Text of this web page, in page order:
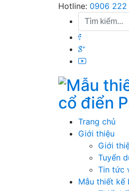
Hotline: 0906 222
cổ điển
Trang chủ
Giới thiệu
Giới
Tuyển
Tin tức
Mẫu thiết kế